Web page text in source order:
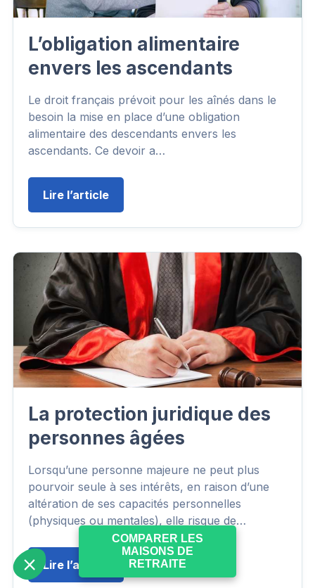
L’obligation alimentaire
envers les ascendants
Le droit français prévoit pour les aînés dans le
besoin la mise en place d’une obligation
alimentaire des descendants envers les
ascendants. Ce devoir a…
Lire l’article
La protection juridique des
personnes âgées
Lorsqu’une personne majeure ne peut plus
pourvoir seule à ses intérêts, en raison d’une
altération de ses capacités personnelles
(physiques ou mentales), elle risque de…
Lire l’article
COMPARER LES
MAISONS DE
RETRAITE